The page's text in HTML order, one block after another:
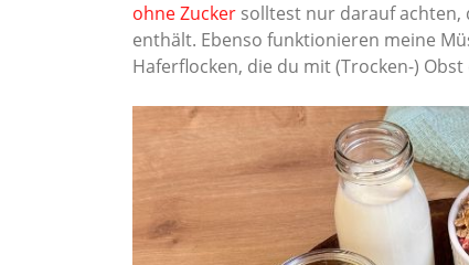
ohne Zucker solltest nur darauf achten,
enthält. Ebenso funktionieren meine
Haferflocken, die du mit (Trocken-)